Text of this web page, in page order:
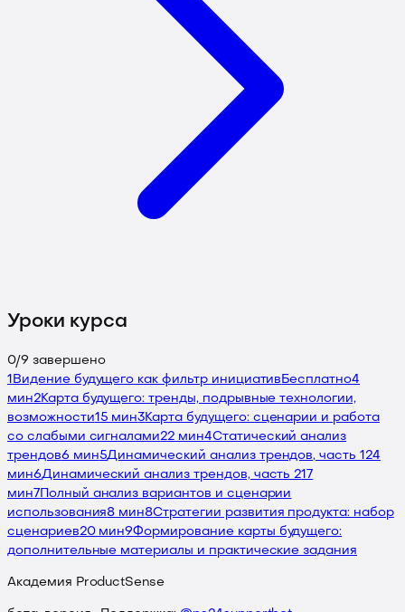
Уроки курса
0/9 завершено
1 Видение будущего как фильтр инициатив Бесплатно4
мин2Карта будущего: тренды, подрывные технологии,
возможности15 мин3Карта будущего: сценарии и работа
со слабыми сигналами22 мин4Статический анализ
трендов6 мин5Динамический анализ трендов, часть 1 24
мин6Динамический анализ трендов, часть 217
мин 7Полный анализ вариантов и сценарии
использования8 мин8Стратегии развития продукта: набор
сценариев20 мин9Формирование карты будущего:
дополнительные материалы и практические задания
Академия ProductSense